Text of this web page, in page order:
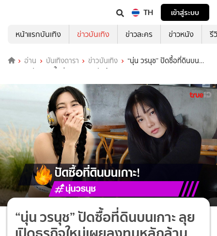
TH
เข้าสู่ระบบ
หน้าแรกบันเทิง
ข่าวบันเทิง ข่าวละคร ข่าวหนัง รี
อ่าน บันเทิงดารา ข่าวบันเทิง
“นุ่น วรนุช” ปัดซื้อที่ดินบน
เกาะ ลุยเปิดธุรกิจใหม่เผยลงทุนหลักล้าน
“นุ่น วรนุช” ปัดซื้อที่ดินบนเกาะ ลุย